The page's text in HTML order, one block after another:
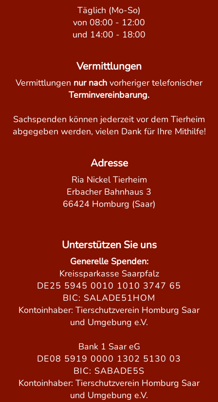
Täglich (Mo-So)
von 08:00 - 12:00
und 14:00 - 18:00
Vermittlungen
Vermittlungen nur nach vorheriger telefonischer
Terminvereinbarung.
Sachspenden können jederzeit vor dem Tierheim
abgegeben werden, vielen Dank für Ihre Mithilfe!
Adresse
Ria Nickel Tierheim
Erbacher Bahnhaus 3
66424 Homburg (Saar)
Unterstützen Sie uns
Generelle Spenden:
Kreissparkasse Saarpfalz
DE25 5945 0010 1010 3747 65
BIC: SALADE51HOM
Kontoinhaber: Tierschutzverein Homburg Saar
und Umgebung e.V.
Bank 1 Saar eG
DE08 5919 0000 1302 5130 03
BIC: SABADE5S
Kontoinhaber: Tierschutzverein Homburg Saar
und Umgebung e.V.